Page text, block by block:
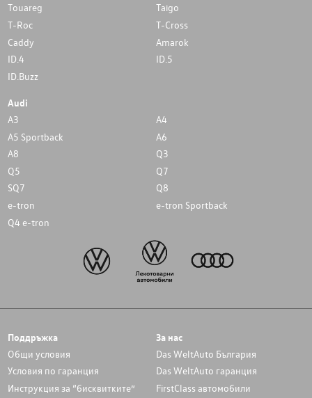
Touareg
Taigo
T-Roc
T-Cross
Caddy
Amarok
ID.4
ID.5
ID.Buzz
Audi
A3
A4
A5 Sportback
A6
A8
Q3
Q5
Q7
SQ7
Q8
e-tron
e-tron Sportback
Q4 e-tron
Поддръжка
Общи условия
Условия по гаранция
Инструкция за “бисквитките”
За нас
Das WeltAuto България
Das WeltAuto гаранция
FirstClass автомобили